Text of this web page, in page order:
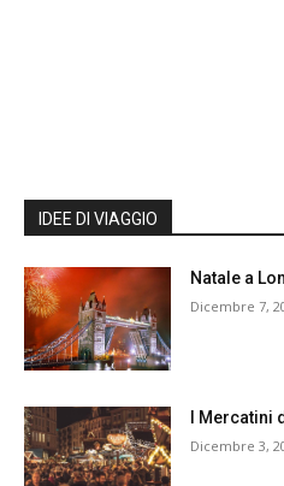
IDEE DI VIAGGIO
Natale a
Dicembre 7,
I Mercatini
Dicembre 3,